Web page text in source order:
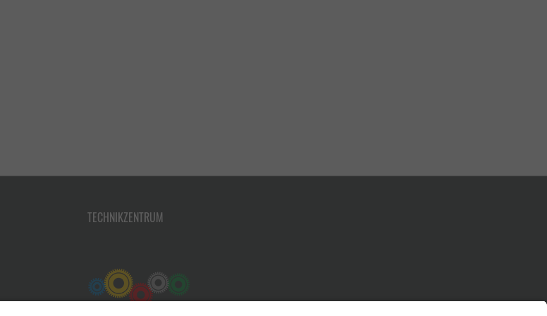
TECHNIKZENTRUM